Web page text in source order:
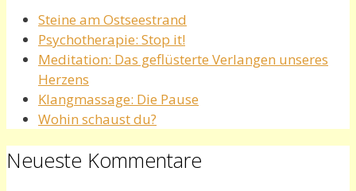
Steine am Ostseestrand
Psychotherapie: Stop it!
Meditation: Das geflüsterte Verlangen unseres
Herzens
Klangmassage: Die Pause
Wohin schaust du?
Neueste Kommentare